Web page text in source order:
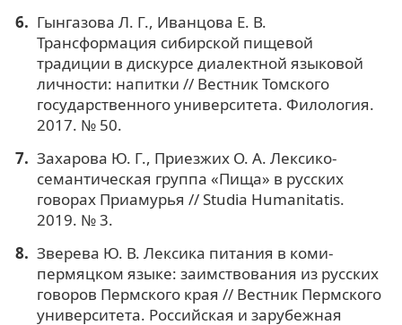
Гынгазова Л. Г., Иванцова Е. В.
Трансформация сибирской пищевой
традиции в дискурсе диалектной языковой
личности: напитки // Вестник Томского
государственного университета. Филология.
2017. № 50.
Захарова Ю. Г., Приезжих О. А. Лексико-
семантическая группа «Пища» в русских
говорах Приамурья // Studia Humanitatis.
2019. № 3.
Зверева Ю. В. Лексика питания в коми-
пермяцком языке: заимствования из русских
говоров Пермского края // Вестник Пермского
университета. Российская и зарубежная